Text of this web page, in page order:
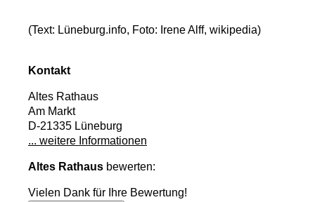
(Text: Lüneburg.info, Foto: Irene Alff, wikipedia)
Kontakt
Altes Rathaus
Am Markt
D-21335 Lüneburg
... weitere Informationen
Altes Rathaus bewerten:
Vielen Dank für Ihre Bewertung!